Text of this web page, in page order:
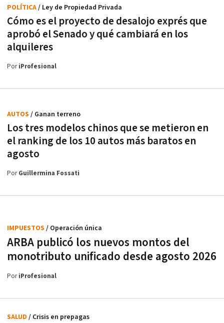
Cómo es el proyecto de desalojo exprés que
aprobó el Senado y qué cambiará en los
alquileres
POLÍTICA/ Ley de Propiedad Privada
PoriProfesional
Los tres modelos chinos que se metieron en
el ranking de los 10 autos más baratos en
agosto
AUTOS / Ganan terreno
PorGuillermina Fossati
ARBA publicó los nuevos montos del
monotributo unificado desde agosto 2026
IMPUESTOS / Operación única
PoriProfesional
SALUD / Crisis en prepagas